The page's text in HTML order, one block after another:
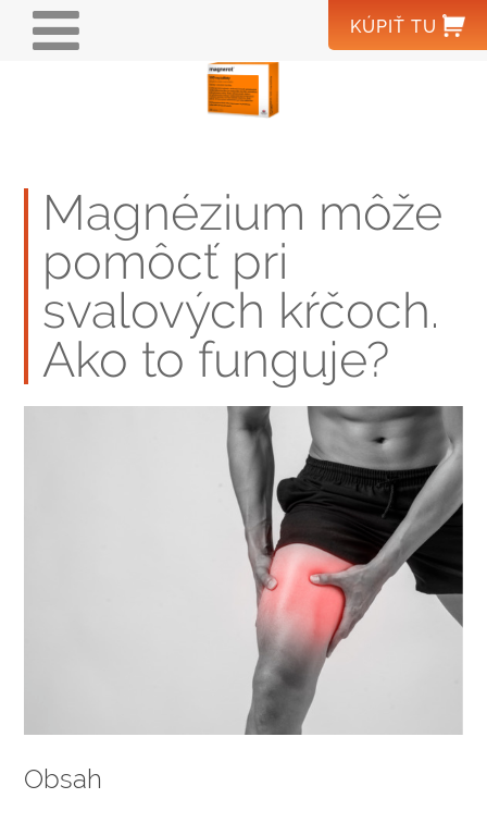
Skočiť
hlavný
KÚPIŤ TU
MAIN
NAVIGATION
DOMOV
MAGNÉZIUM
KYSELINA OROTOVÁ
PRE ODBORNÚ
VEREJNOSŤ
VÝROBCA
WOERWAGPHARMA.SK
HLÁSENIE NEŽIADUCICH
ÚČINKOV
Magnézium môže
pomôcť pri
svalových kŕčoch.
Ako to funguje?
Obsah